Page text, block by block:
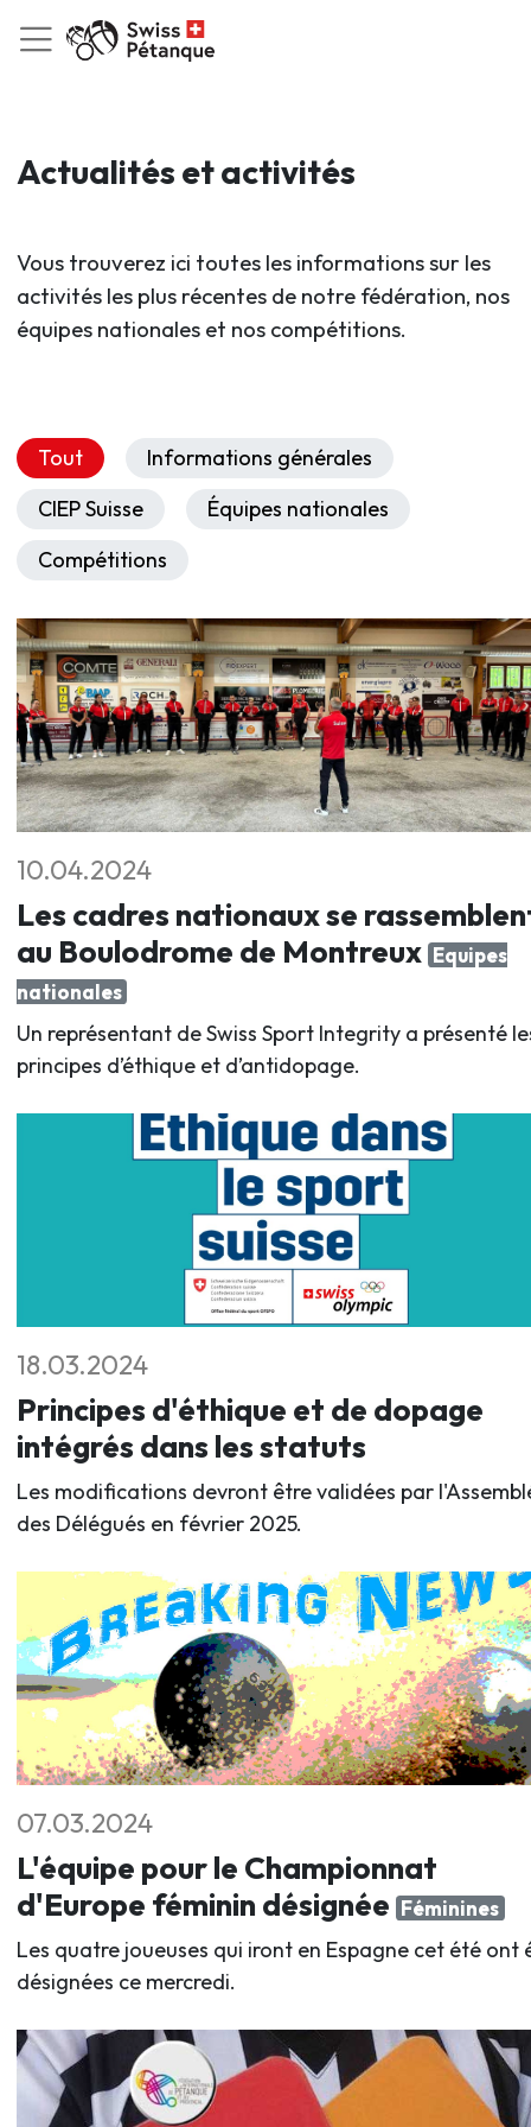
Actualités et activités
Vous trouverez ici toutes les informations sur les
activités les plus récentes de notre fédération, nos
équipes nationales et nos compétitions.
Tout
Informations générales
CIEP Suisse
Équipes nationales
Compétitions
10.04.2024
Les cadres nationaux se
au Boulodrome de Montreux Equipes
nationales
Un représentant de Swiss Sport Integrity a présenté
principes d’éthique et d’antidopage.
18.03.2024
Principes d'éthique et de dopage
intégrés dans les statuts
Les modifications devront être validées par
des Délégués en février 2025.
07.03.2024
L'équipe pour le Championnat
d'Europe féminin désignée Féminines
Les quatre joueuses qui iront en Espagne cet été ont
désignées ce mercredi.